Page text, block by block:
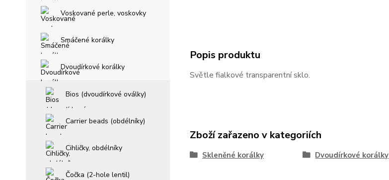
Voskované perle, voskovky
Smáčené korálky
Dvoudírkové korálky
Bios (dvoudírkové oválky)
Carrier beads (obdélníky)
Cihličky, obdélníky
Čočka (2-hole lentil)
Popis produktu
Světle fialkové transparentní sklo.
Zboží zařazeno v kategoriích
Skleněné korálky Dvoudírkové korálky